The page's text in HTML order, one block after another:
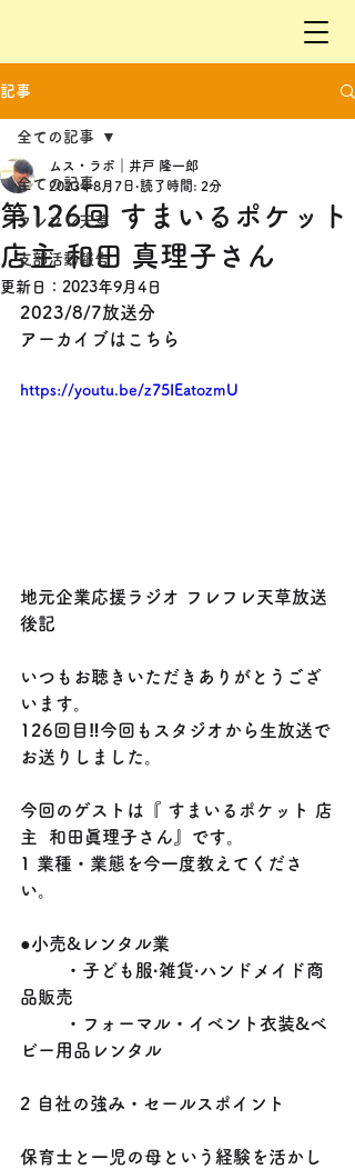
記事
全ての記事
フレフレ天草
支部活動報告
全ての記事
第126回 すまいるポケット
店主 和田 真理子さん
ムス・ラボ｜井戸 隆一郎
2023年8月7日 読了時間: 2分
更新日： 2023年9月4日
2023/8/7放送分
アーカイブはこちら
https://youtu.be/z75IEatozmU
地元企業応援ラジオ フレフレ天‍草放送
後記
いつもお聴きいただきありがとうござ
います。
126回目‼️今回もスタジオから生放送で
お送りしました。
今回のゲストは『 すまいるポケット 店
主  和田眞理子さん』です。
1 業種・業態を今一度教えてくださ
い。
●小売&レンタル業
品販売
ビー用品レンタル
2 自社の強み・セールスポイント
保育士と一児の母という経験を活かし